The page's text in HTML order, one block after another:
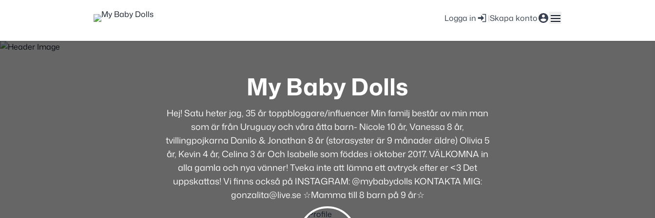
Logga in |Skapa konto
My Baby Dolls
Hej! Satu heter jag, 35 år toppbloggare/influencer Min familj består av min man
som är från Uruguay och våra åtta barn- Nicole 10 år, Vanessa 8 år,
tvillingpojkarna Danilo & Jonathan 8 år (storasyster är 9 månader äldre) Olivia 5
år, Kevin 4 år, Celina 3 år Och Isabelle som föddes i oktober 2017. VÄLKOMNA in
alla gamla och nya vänner! Tveka inte att lämna ett avtryck efter er <3 Det
uppskattas! Vi finns också på INSTAGRAM: @mybabydolls KONTAKTA MIG:
gonzalita@live.se ☆Mamma till 8 barn på 9 år☆